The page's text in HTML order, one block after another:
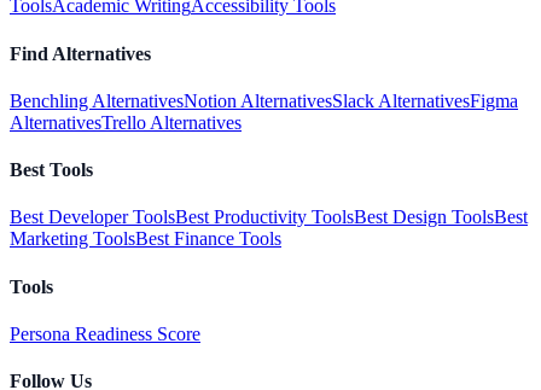
ToolsAcademic WritingAccessibility Tools
Find Alternatives
Benchling AlternativesNotion AlternativesSlack AlternativesFigma
AlternativesTrello Alternatives
Best Tools
Best Developer ToolsBest Productivity ToolsBest Design ToolsBest
Marketing ToolsBest Finance Tools
Tools
Persona Readiness Score
Follow Us